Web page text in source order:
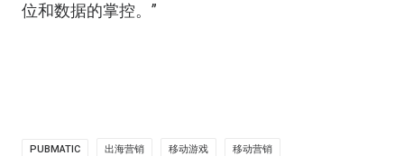
位和数据的掌控。”
PUBMATIC 出海营销 移动游戏 移动营销